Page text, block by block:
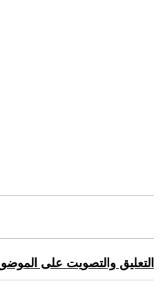
التعليق والتصويت على